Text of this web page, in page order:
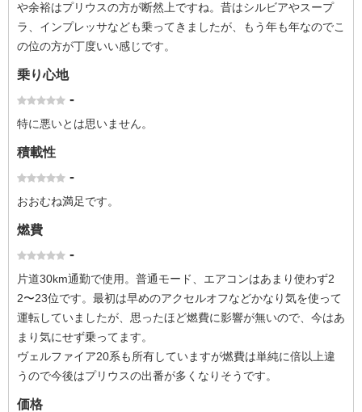
や余裕はプリウスの方が断然上ですね。昔はシルビアやスープ
ラ、インプレッサなども乗ってきましたが、もう年も年なのでこ
の位の方が丁度いい感じです。
乗り心地
-
特に悪いとは思いません。
積載性
-
おおむね満足です。
燃費
-
片道30km通勤で使用。普通モード、エアコンはあまり使わず2
2〜23位です。最初は早めのアクセルオフなどかなり気を使って
運転していましたが、思ったほど燃費に影響が無いので、今はあ
まり気にせず乗ってます。
ヴェルファイア20系も所有していますが燃費は単純に倍以上違
うので今後はプリウスの出番が多くなりそうです。
価格